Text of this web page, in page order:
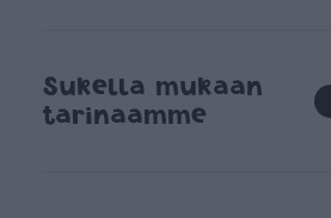
Sukella mukaan
tarinaamme